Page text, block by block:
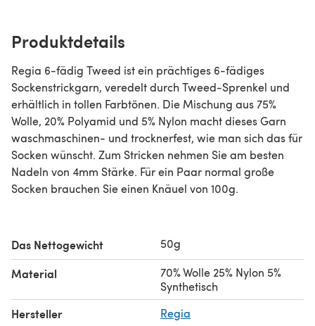
Produktdetails
Regia 6-fädig Tweed ist ein prächtiges 6-fädiges
Sockenstrickgarn, veredelt durch Tweed-Sprenkel und
erhältlich in tollen Farbtönen. Die Mischung aus 75%
Wolle, 20% Polyamid und 5% Nylon macht dieses Garn
waschmaschinen- und trocknerfest, wie man sich das für
Socken wünscht. Zum Stricken nehmen Sie am besten
Nadeln von 4mm Stärke. Für ein Paar normal große
Socken brauchen Sie einen Knäuel von 100g.
Das Nettogewicht 50g
Material
70% Wolle 25% Nylon 5%
Synthetisch
Hersteller Regia